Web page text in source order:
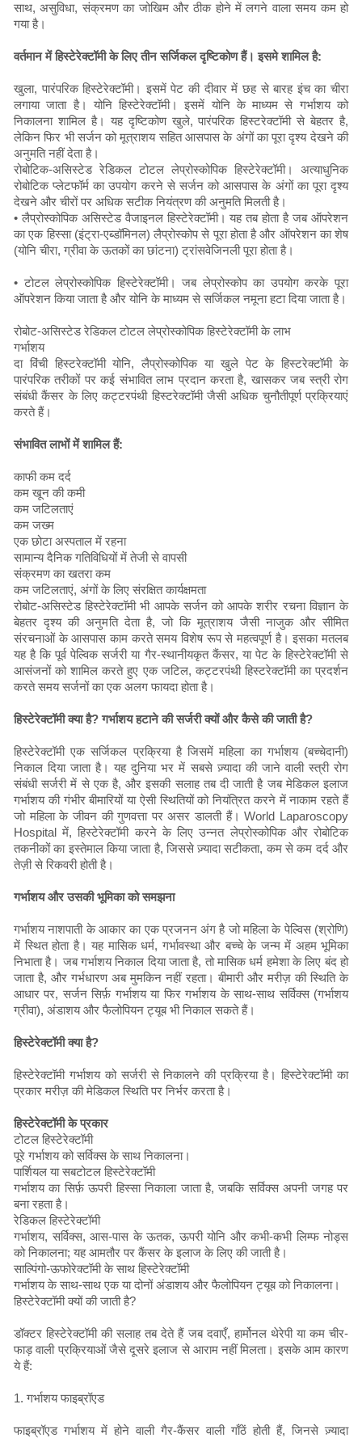
साथ, असुविधा, संक्रमण का जोखिम और ठीक होने में लगने वाला समय कम हो
गया है।
वर्तमान में हिस्टेरेक्टॉमी के लिए तीन सर्जिकल दृष्टिकोण हैं। इसमे शामिल है:
खुला, पारंपरिक हिस्टेरेक्टॉमी। इसमें पेट की दीवार में छह से बारह इंच का चीरा
लगाया जाता है। योनि हिस्टेरेक्टॉमी। इसमें योनि के माध्यम से गर्भाशय को
निकालना शामिल है। यह दृष्टिकोण खुले, पारंपरिक हिस्टरेक्टॉमी से बेहतर है,
लेकिन फिर भी सर्जन को मूत्राशय सहित आसपास के अंगों का पूरा दृश्य देखने की
अनुमति नहीं देता है।
रोबोटिक-असिस्टेड रेडिकल टोटल लेप्रोस्कोपिक हिस्टेरेक्टॉमी। अत्याधुनिक
रोबोटिक प्लेटफॉर्म का उपयोग करने से सर्जन को आसपास के अंगों का पूरा दृश्य
देखने और चीरों पर अधिक सटीक नियंत्रण की अनुमति मिलती है।
• लैप्रोस्कोपिक असिस्टेड वैजाइनल हिस्टेरेक्टॉमी। यह तब होता है जब ऑपरेशन
का एक हिस्सा (इंट्रा-एब्डॉमिनल) लैप्रोस्कोप से पूरा होता है और ऑपरेशन का शेष
(योनि चीरा, ग्रीवा के ऊतकों का छांटना) ट्रांसवेजिनली पूरा होता है।
• टोटल लेप्रोस्कोपिक हिस्टेरेक्टॉमी। जब लेप्रोस्कोप का उपयोग करके पूरा
ऑपरेशन किया जाता है और योनि के माध्यम से सर्जिकल नमूना हटा दिया जाता है।
रोबोट-असिस्टेड रेडिकल टोटल लेप्रोस्कोपिक हिस्टेरेक्टॉमी के लाभ
गर्भाशय
दा विंची हिस्टरेक्टॉमी योनि, लैप्रोस्कोपिक या खुले पेट के हिस्टरेक्टॉमी के
पारंपरिक तरीकों पर कई संभावित लाभ प्रदान करता है, खासकर जब स्त्री रोग
संबंधी कैंसर के लिए कट्टरपंथी हिस्टरेक्टॉमी जैसी अधिक चुनौतीपूर्ण प्रक्रियाएं
करते हैं।
संभावित लाभों में शामिल हैं:
काफी कम दर्द
कम खून की कमी
कम जटिलताएं
कम जख्म
एक छोटा अस्पताल में रहना
सामान्य दैनिक गतिविधियों में तेजी से वापसी
संक्रमण का खतरा कम
कम जटिलताएं, अंगों के लिए संरक्षित कार्यक्षमता
रोबोट-असिस्टेड हिस्टेरेक्टॉमी भी आपके सर्जन को आपके शरीर रचना विज्ञान के
बेहतर दृश्य की अनुमति देता है, जो कि मूत्राशय जैसी नाजुक और सीमित
संरचनाओं के आसपास काम करते समय विशेष रूप से महत्वपूर्ण है। इसका मतलब
यह है कि पूर्व पेल्विक सर्जरी या गैर-स्थानीयकृत कैंसर, या पेट के हिस्टेरेक्टॉमी से
आसंजनों को शामिल करते हुए एक जटिल, कट्टरपंथी हिस्टरेक्टॉमी का प्रदर्शन
करते समय सर्जनों का एक अलग फायदा होता है।
हिस्टेरेक्टॉमी क्या है? गर्भाशय हटाने की सर्जरी क्यों और कैसे की जाती है?
हिस्टेरेक्टॉमी एक सर्जिकल प्रक्रिया है जिसमें महिला का गर्भाशय (बच्चेदानी)
निकाल दिया जाता है। यह दुनिया भर में सबसे ज़्यादा की जाने वाली स्त्री रोग
संबंधी सर्जरी में से एक है, और इसकी सलाह तब दी जाती है जब मेडिकल इलाज
गर्भाशय की गंभीर बीमारियों या ऐसी स्थितियों को नियंत्रित करने में नाकाम रहते हैं
जो महिला के जीवन की गुणवत्ता पर असर डालती हैं। World Laparoscopy
Hospital में, हिस्टेरेक्टॉमी करने के लिए उन्नत लेप्रोस्कोपिक और रोबोटिक
तकनीकों का इस्तेमाल किया जाता है, जिससे ज़्यादा सटीकता, कम से कम दर्द और
तेज़ी से रिकवरी होती है।
गर्भाशय और उसकी भूमिका को समझना
गर्भाशय नाशपाती के आकार का एक प्रजनन अंग है जो महिला के पेल्विस (श्रोणि)
में स्थित होता है। यह मासिक धर्म, गर्भावस्था और बच्चे के जन्म में अहम भूमिका
निभाता है। जब गर्भाशय निकाल दिया जाता है, तो मासिक धर्म हमेशा के लिए बंद हो
जाता है, और गर्भधारण अब मुमकिन नहीं रहता। बीमारी और मरीज़ की स्थिति के
आधार पर, सर्जन सिर्फ़ गर्भाशय या फिर गर्भाशय के साथ-साथ सर्विक्स (गर्भाशय
ग्रीवा), अंडाशय और फैलोपियन ट्यूब भी निकाल सकते हैं।
हिस्टेरेक्टॉमी क्या है?
हिस्टेरेक्टॉमी गर्भाशय को सर्जरी से निकालने की प्रक्रिया है। हिस्टेरेक्टॉमी का
प्रकार मरीज़ की मेडिकल स्थिति पर निर्भर करता है।
हिस्टेरेक्टॉमी के प्रकार
टोटल हिस्टेरेक्टॉमी
पूरे गर्भाशय को सर्विक्स के साथ निकालना।
पार्शियल या सबटोटल हिस्टेरेक्टॉमी
गर्भाशय का सिर्फ़ ऊपरी हिस्सा निकाला जाता है, जबकि सर्विक्स अपनी जगह पर
बना रहता है।
रेडिकल हिस्टेरेक्टॉमी
गर्भाशय, सर्विक्स, आस-पास के ऊतक, ऊपरी योनि और कभी-कभी लिम्फ नोड्स
को निकालना; यह आमतौर पर कैंसर के इलाज के लिए की जाती है।
साल्पिंगो-ऊफोरेक्टॉमी के साथ हिस्टेरेक्टॉमी
गर्भाशय के साथ-साथ एक या दोनों अंडाशय और फैलोपियन ट्यूब को निकालना।
हिस्टेरेक्टॉमी क्यों की जाती है?
डॉक्टर हिस्टेरेक्टॉमी की सलाह तब देते हैं जब दवाएँ, हार्मोनल थेरेपी या कम चीर-
फाड़ वाली प्रक्रियाओं जैसे दूसरे इलाज से आराम नहीं मिलता। इसके आम कारण
ये हैं:
1. गर्भाशय फाइब्रॉएड
फाइब्रॉएड गर्भाशय में होने वाली गैर-कैंसर वाली गाँठें होती हैं, जिनसे ज़्यादा